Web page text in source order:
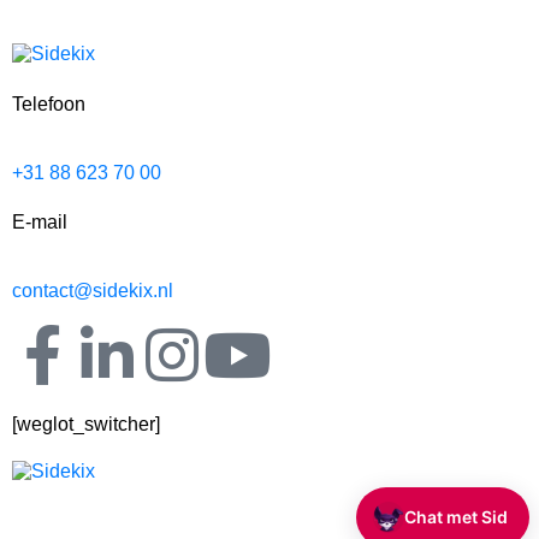
Chat met Sid
Telefoon
+31 88 623 70 00
E-mail
contact@sidekix.nl
[weglot_switcher]